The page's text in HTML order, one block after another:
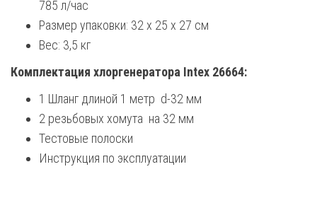
785 л/час
Размер упаковки: 32 х 25 х 27 см
Вес: 3,5 кг
Комплектация хлоргенератора Intex 26664:
1 Шланг длиной 1 метр d-32 мм
2 резьбовых хомута на 32 мм
Тестовые полоски
Инструкция по эксплуатации